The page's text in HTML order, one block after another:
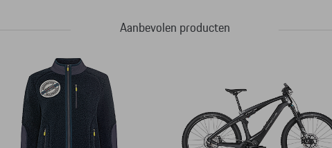
Aanbevolen producten